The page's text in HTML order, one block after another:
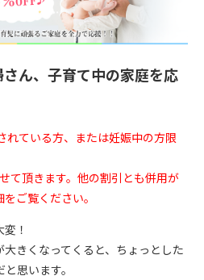
ん、子育て中の家庭を応
れている方、または妊娠中の方限
て頂きます。他の割引とも併用が
ご覧ください。
！
きくなってくると、ちょっとした
思います。